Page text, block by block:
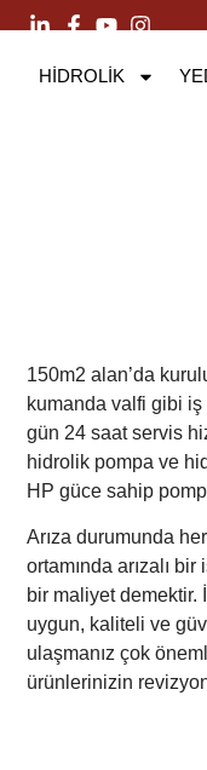
HİDROLİK
150m2 alan’da
kumanda valfi gibi iş
gün 24 saat servis
hidrolik pompa ve
HP güce sahip
Arıza durumunda
ortamında arızalı
bir maliyet demektir.
uygun, kaliteli ve
ulaşmanız çok
ürünlerinizin